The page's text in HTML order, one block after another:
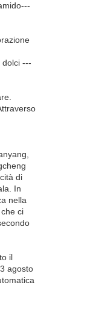
---
di
In
nella
ci
il
agosto